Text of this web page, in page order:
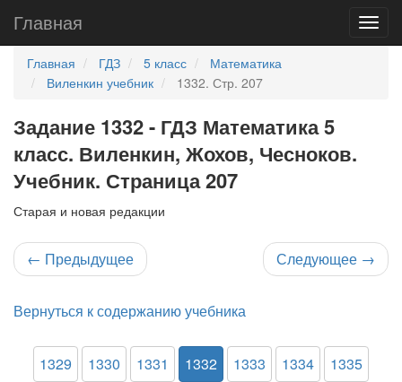
Главная
Главная ГДЗ 5 класс
Математика
Виленкин учебник
1332. Стр. 207
Задание 1332 - ГДЗ Математика 5
класс. Виленкин, Жохов, Чесноков.
Учебник. Страница 207
Старая и новая редакции
← Предыдущее Следующее →
Вернуться к содержанию учебника
1329 1330 1331 1332 1333 1334 1335